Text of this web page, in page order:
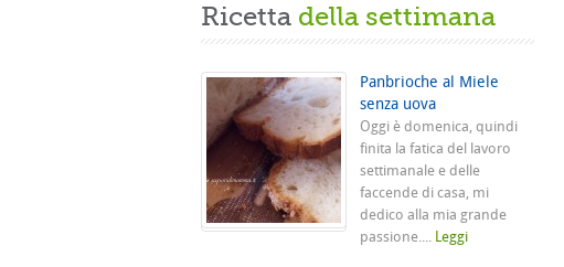
Ricetta della settimana
Panbrioche al Miele
senza uova
Oggi è domenica, quindi
finita la fatica del lavoro
settimanale e delle
faccende di casa, mi
dedico alla mia grande
passione.... Leggi